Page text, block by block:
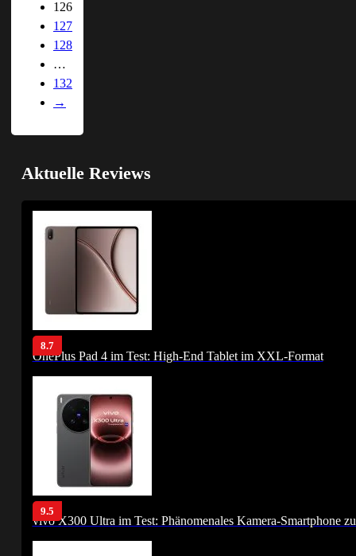
126
127
128
…
132
→
Aktuelle Reviews
8.7
OnePlus Pad 4 im Test: High-End Tablet im XXL-Format
9.5
vivo X300 Ultra im Test: Phänomenales Kamera-Smartphone